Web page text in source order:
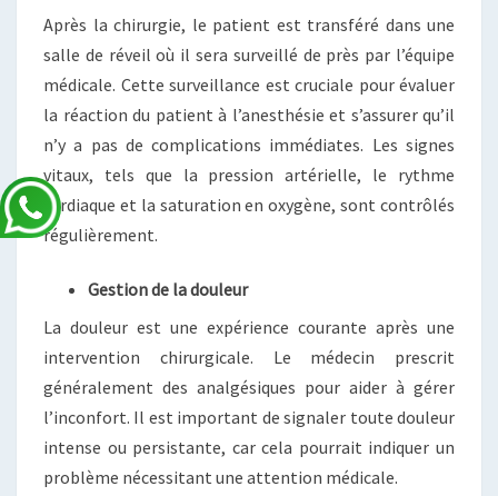
Après la chirurgie, le patient est transféré dans une
salle de réveil où il sera surveillé de près par l’équipe
médicale. Cette surveillance est cruciale pour évaluer
la réaction du patient à l’anesthésie et s’assurer qu’il
n’y a pas de complications immédiates. Les signes
vitaux, tels que la pression artérielle, le rythme
cardiaque et la saturation en oxygène, sont contrôlés
régulièrement.
Gestion de la douleur
La douleur est une expérience courante après une
intervention chirurgicale. Le médecin prescrit
généralement des analgésiques pour aider à gérer
l’inconfort. Il est important de signaler toute douleur
intense ou persistante, car cela pourrait indiquer un
problème nécessitant une attention médicale.